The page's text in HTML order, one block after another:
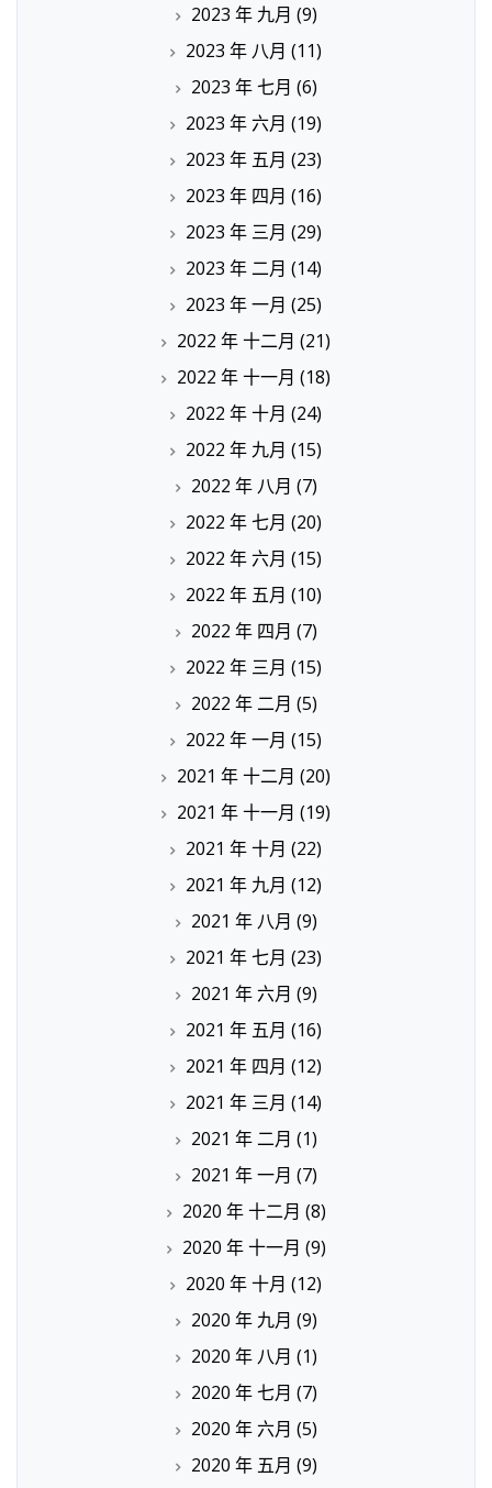
2023 年 九月 (9)
2023 年 八月 (11)
2023 年 七月 (6)
2023 年 六月 (19)
2023 年 五月 (23)
2023 年 四月 (16)
2023 年 三月 (29)
2023 年 二月 (14)
2023 年 一月 (25)
2022 年 十二月 (21)
2022 年 十一月 (18)
2022 年 十月 (24)
2022 年 九月 (15)
2022 年 八月 (7)
2022 年 七月 (20)
2022 年 六月 (15)
2022 年 五月 (10)
2022 年 四月 (7)
2022 年 三月 (15)
2022 年 二月 (5)
2022 年 一月 (15)
2021 年 十二月 (20)
2021 年 十一月 (19)
2021 年 十月 (22)
2021 年 九月 (12)
2021 年 八月 (9)
2021 年 七月 (23)
2021 年 六月 (9)
2021 年 五月 (16)
2021 年 四月 (12)
2021 年 三月 (14)
2021 年 二月 (1)
2021 年 一月 (7)
2020 年 十二月 (8)
2020 年 十一月 (9)
2020 年 十月 (12)
2020 年 九月 (9)
2020 年 八月 (1)
2020 年 七月 (7)
2020 年 六月 (5)
2020 年 五月 (9)